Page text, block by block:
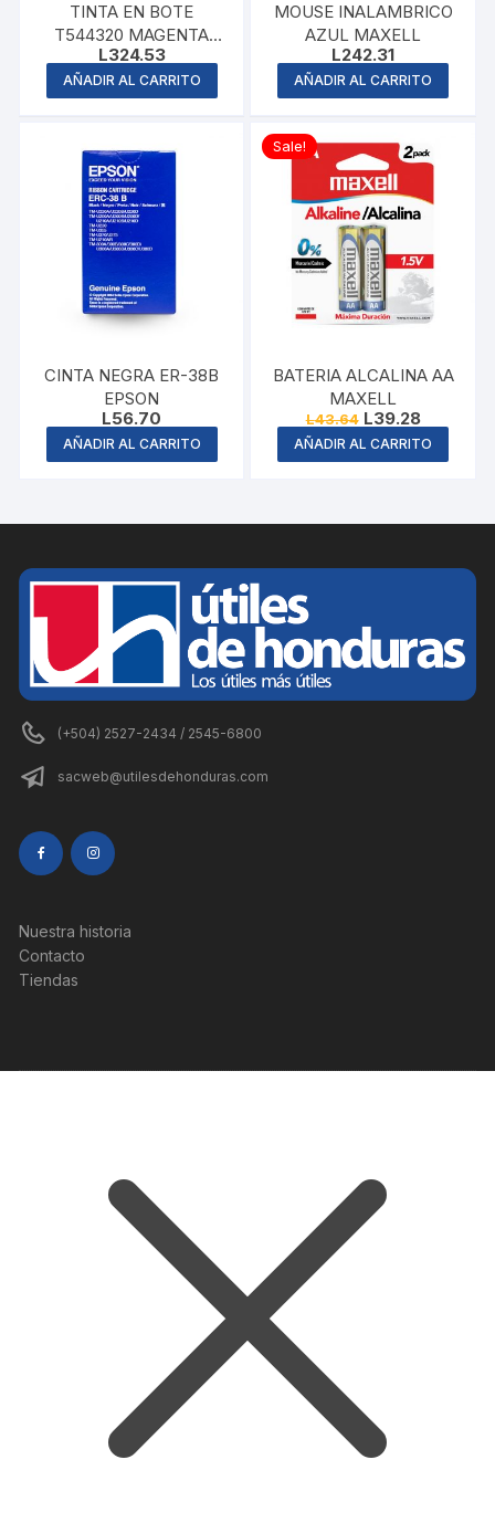
TINTA EN BOTE
T544320 MAGENTA
EPSON
L324.53
AÑADIR AL CARRITO
MOUSE INALAMBRICO
AZUL MAXELL
L242.31
AÑADIR AL CARRITO
CINTA NEGRA ER-38B
EPSON
L56.70
AÑADIR AL CARRITO
Sale!
BATERIA ALCALINA AA
MAXELL
L43.64 Original
price
was:
L43.64.
L39.28Current
price
is:
L39.28.
AÑADIR AL CARRITO
(+504) 2527-2434 / 2545-6800
sacweb@utilesdehonduras.com
Nuestra historia
Contacto
Tiendas